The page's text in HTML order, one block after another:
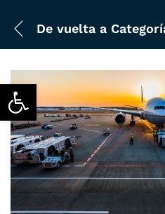
Abrir barra de
De vuelta a